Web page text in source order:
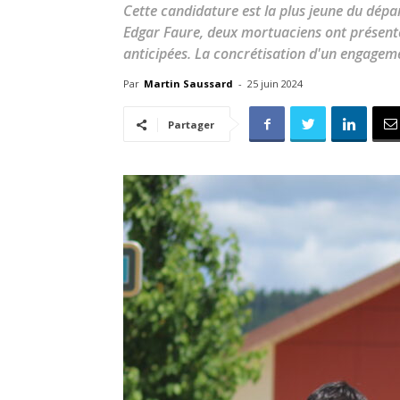
Cette candidature est la plus jeune du
Edgar Faure, deux mortuaciens ont
anticipées. La concrétisation d'un
Par Martin Saussard - 25 juin 2024
Partager